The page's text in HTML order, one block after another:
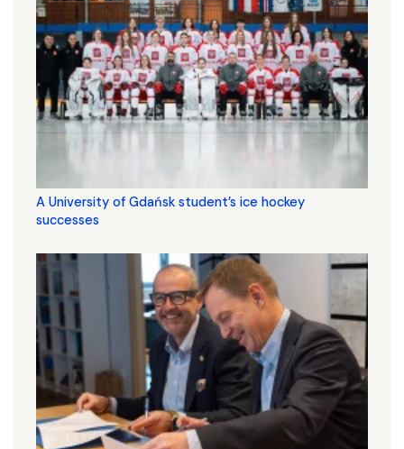
A University of Gdańsk student’s ice hockey
successes